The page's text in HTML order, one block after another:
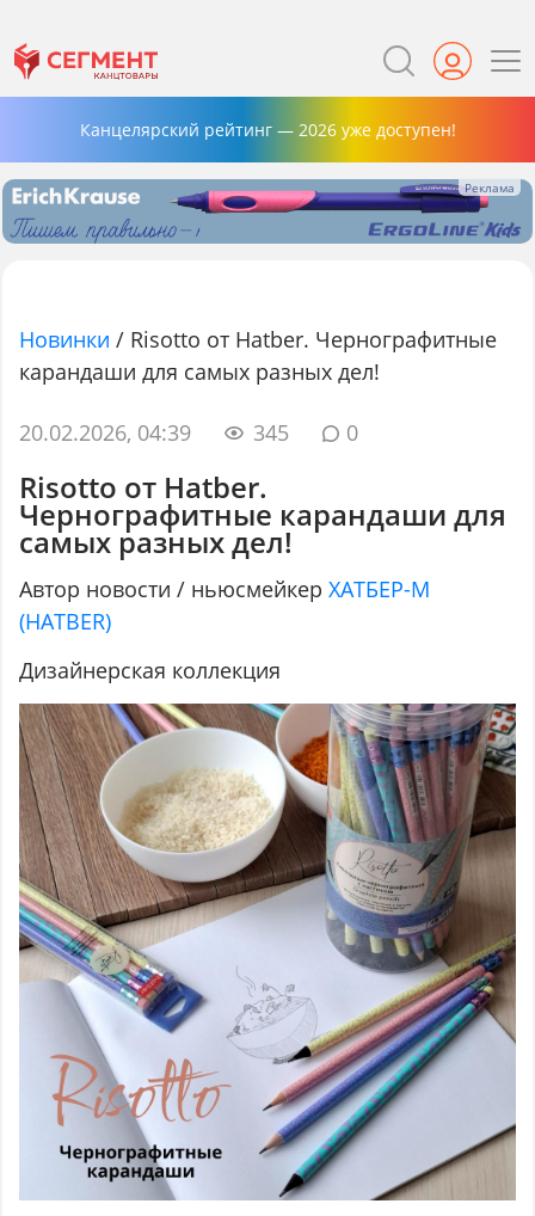
Канцелярский рейтинг — 2026 уже доступен!
Новинки / Risotto от Hatber. Чернографитные
карандаши для самых разных дел!
20.02.2026, 04:39 345 0
Risotto от Hatber.
Чернографитные карандаши для
самых разных дел!
Автор новости / ньюсмейкерХАТБЕР-М
(HATBER)
Дизайнерская коллекция